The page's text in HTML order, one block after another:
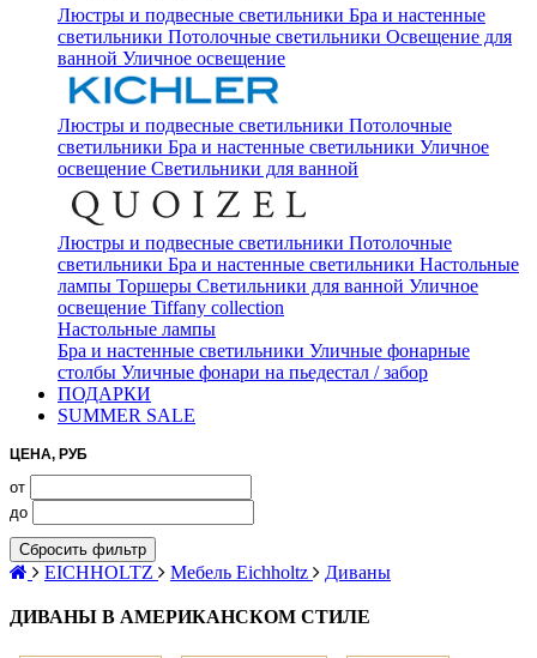
Люстры и подвесные светильники Бра и настенные
светильники Потолочные светильники Освещение для
ванной Уличное освещение
Люстры и подвесные светильники Потолочные
светильники Бра и настенные светильники Уличное
освещение Светильники для ванной
Люстры и подвесные светильники Потолочные
светильники Бра и настенные светильники Настольные
лампы Торшеры Светильники для ванной Уличное
освещение Tiffany collection
Настольные лампы
Бра и настенные светильники Уличные фонарные
столбы Уличные фонари на пьедестал / забор
ПОДАРКИ
SUMMER SALE
ЦЕНА, РУБ
от
до
Сбросить фильтр
EICHHOLTZ Мебель Eichholtz Диваны
ДИВАНЫ В АМЕРИКАНСКОМ СТИЛЕ